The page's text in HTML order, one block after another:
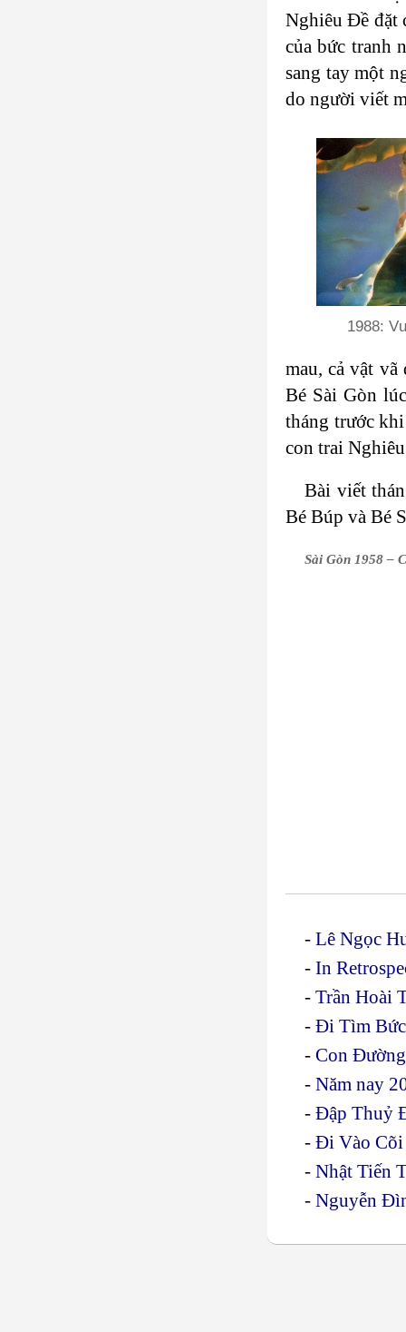
Nghiêu Đề đặt
của bức tranh
sang tay một
do người viết
1988:
mau, cả vật
Bé Sài Gòn
tháng trước
con trai
Bài viết
Bé Búp và Bé
Sài Gòn 1958 –
-Lê Ngọc
-In
-Trần Hoài
-Đi Tìm Bức
-Con
-Năm nay
-Đập Thuỷ
-Đi Vào
-Nhật Tiến
-Nguyễn